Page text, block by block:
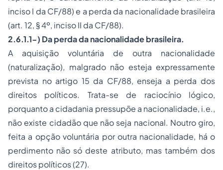
inciso I da CF/88) e a perda da nacionalidade brasileira
(art. 12, § 4º, inciso II da CF/88).
2.6.1.1-) Da perda da nacionalidade brasileira.
A aquisição voluntária de outra nacionalidade
(naturalização), malgrado não esteja expressamente
prevista no artigo 15 da CF/88, enseja a perda dos
direitos políticos. Trata-se de raciocínio lógico,
porquanto a cidadania pressupõe a nacionalidade, i.e.,
não existe cidadão que não seja nacional. Noutro giro,
feita a opção voluntária por outra nacionalidade, há o
perdimento não só deste atributo, mas também dos
direitos políticos (27).